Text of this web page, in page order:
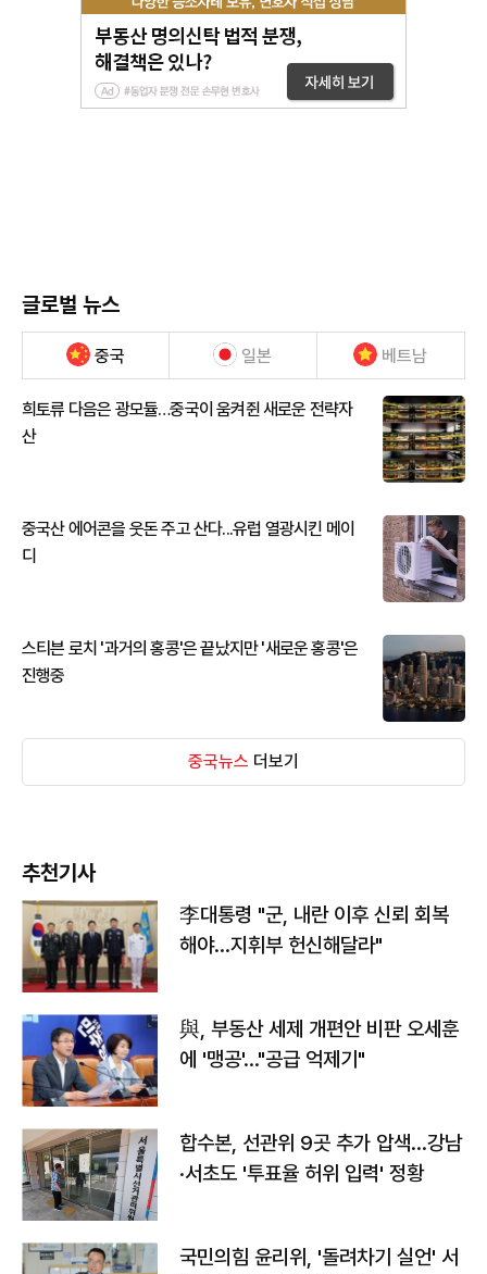
글로벌 뉴스
중국 일본 베트남
희토류 다음은 광모듈…중국이 움켜쥔 새로운 전략자
산
중국산 에어콘을 웃돈 주고 산다...유럽 열광시킨 메이
디
스티븐 로치 '과거의 홍콩'은 끝났지만 '새로운 홍콩'은
진행중
중국뉴스 더보기
추천기사
李대통령 "군, 내란 이후 신뢰 회복
해야…지휘부 헌신해달라"
與, 부동산 세제 개편안 비판 오세훈
에 '맹공'…"공급 억제기"
합수본, 선관위 9곳 추가 압색…강남
·서초도 '투표율 허위 입력' 정황
국민의힘 윤리위, '돌려차기 실언' 서